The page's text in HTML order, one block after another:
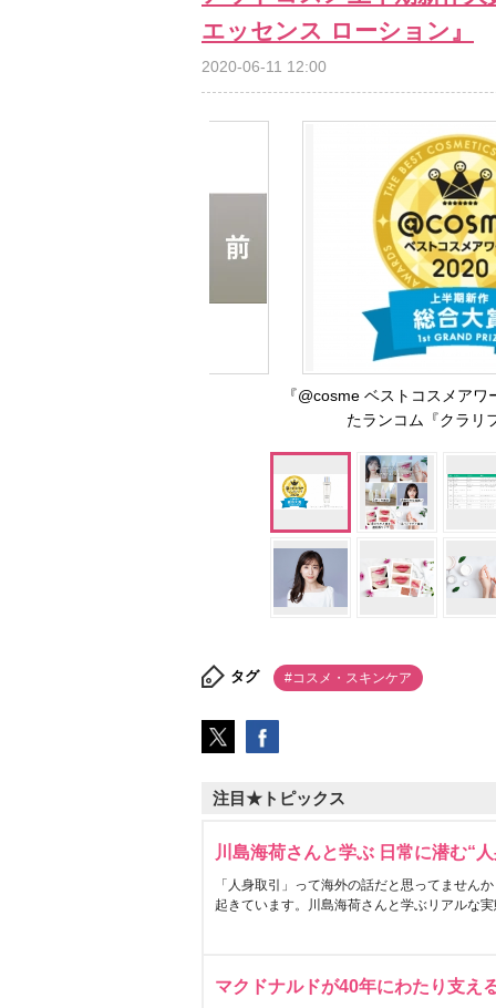
エッセンス ローション』
2020-06-11 12:00
『@cosme ベストコスメア
たランコム『クラリ
タグ #コスメ・スキンケア
注目★トピックス
川島海荷さんと学ぶ 日常に潜む“
「人身取引」って海外の話だと思ってません
起きています。川島海荷さんと学ぶリアルな
マクドナルドが40年にわたり支え